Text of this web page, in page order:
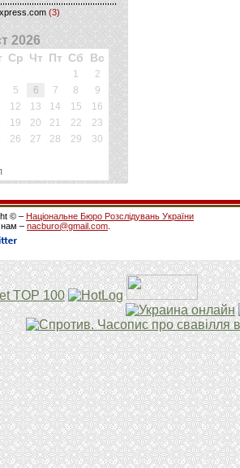
(3)
2026
Ср Чт Пт Сб Вс
1
2
5 6 7 8
9
12 13 14 15
16
19 20 21 22
23
26 27 28 29
30
© – Національне Бюро Розслідувань України
нам – nacburo@gmail.com